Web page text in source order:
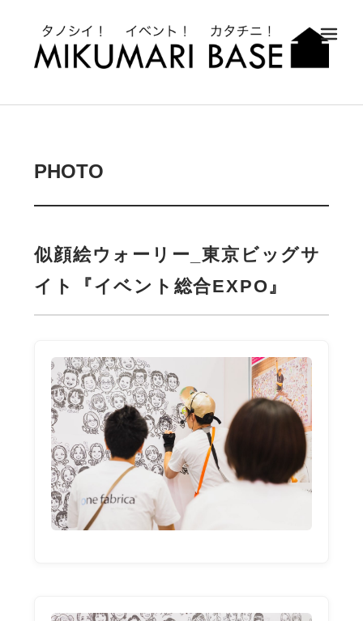
PHOTO
似顔絵ウォーリー_東京ビッグサ
イト『イベント総合EXPO』